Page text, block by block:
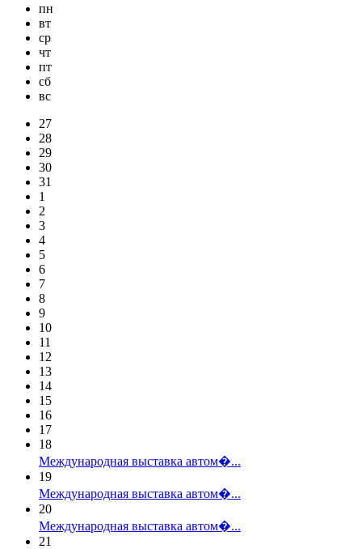
пн
вт
ср
чт
пт
сб
вс
27
28
29
30
31
1
2
3
4
5
6
7
8
9
10
11
12
13
14
15
16
17
18
Международная выставка автом�...
19
Международная выставка автом�...
20
Международная выставка автом�...
21